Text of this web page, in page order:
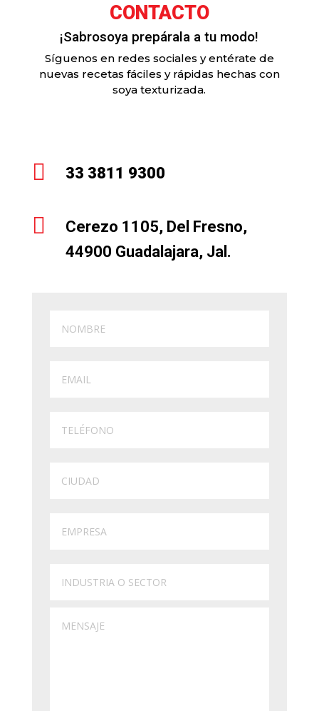
CONTACTO
¡Sabrosoya prepárala a tu modo!
Síguenos en redes sociales y entérate de
nuevas recetas fáciles y rápidas hechas con
soya texturizada.
 33 3811 9300

Cerezo 1105, Del Fresno,
44900 Guadalajara, Jal.